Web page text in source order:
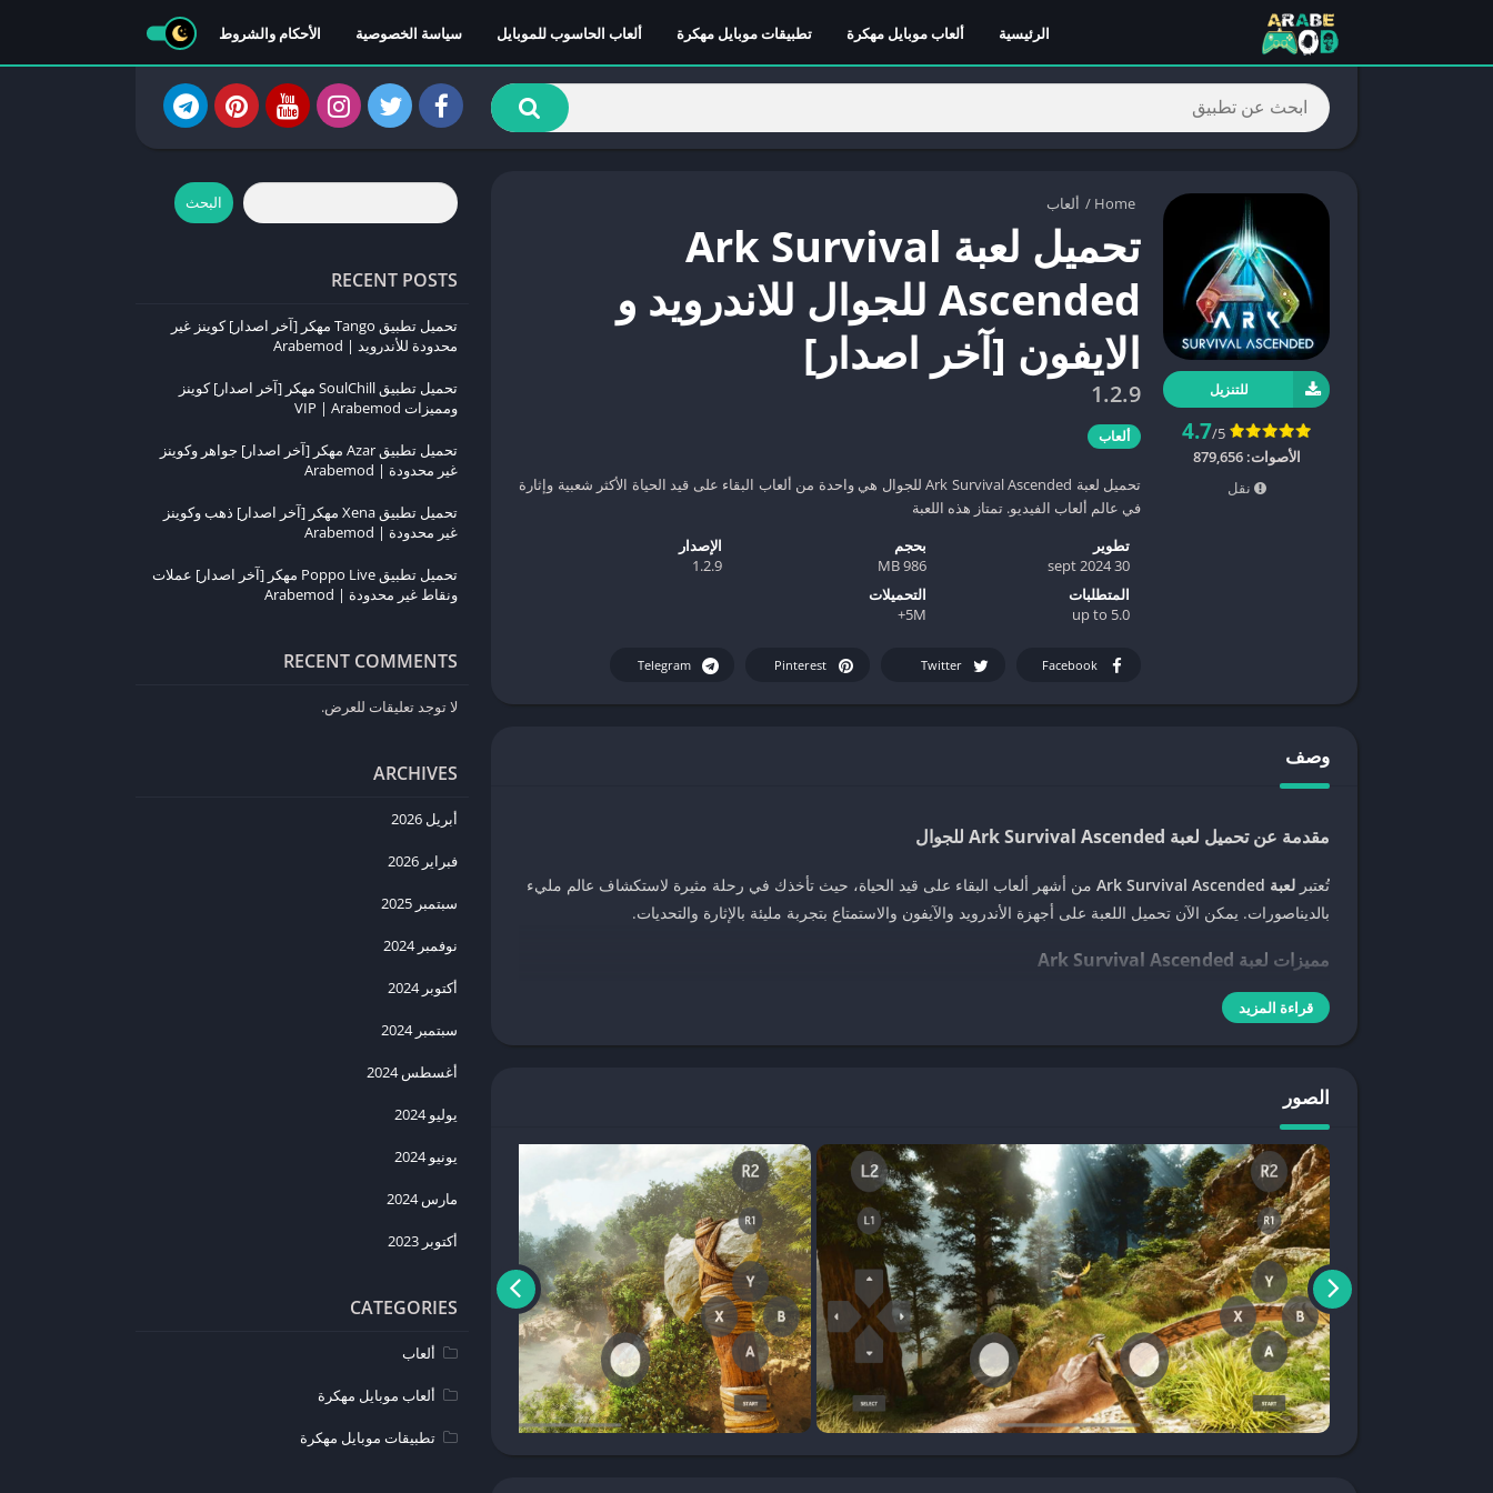
الرئيسية ألعاب موبايل مهكرة تطبيقات موبايل مهكرة ألعاب الحاسوب للموبايل سياسة الخصوصية الأحكام والشروط
Home
/ ألعاب
تحميل لعبة Ark Survival
Ascended للجوال للاندرويد و
الايفون [آخر اصدار]
1.2.9
ألعاب
تحميل لعبة Ark Survival Ascended للجوال هي واحدة من ألعاب البقاء على قيد الحياة الأكثر شعبية وإثارة
في عالم ألعاب الفيديو. تمتاز هذه اللعبة
للتنزيل
4.7/5
الأصوات:879,656
نقل
تطوير
30 sept 2024
بحجم
986 MB
الإصدار
1.2.9
المتطلبات
5.0 up to
التحميلات
5M+
Facebook
Twitter
Pinterest
Telegram
وصف
مقدمة عن تحميل لعبة Ark Survival Ascended للجوال
تُعتبر لعبة Ark Survival Ascended
من أشهر ألعاب البقاء على قيد الحياة، حيث تأخذك في رحلة مثيرة لاستكشاف عالم مليء
بالديناصورات. يمكن الآن تحميل اللعبة على أجهزة الأندرويد والآيفون والاستمتاع بتجربة مليئة بالإثارة والتحديات.
مميزات لعبة Ark Survival Ascended
تتميزلعبة Ark Survival Ascended
كيفية تحميل لعبة Ark Survival Ascended للجوال
لتحميل لعبة Ark Survival Ascended على الجوال، يُنصح بزيارةالموقع الرسمي للعبة. بالإضافة إلى ذلك، يقدم موقع
Arabemodروابط تحميل موثوقة وتفاصيل حول اللعبة وآخر تحديثاتها.
متطلبات تشغيل Ark Survival Ascended على الجوال
تحتاجلعبة Ark Survival Ascended
إلى جهاز أندرويد بإصدار حديث (Android 9.0 أو أعلى) ومساحة تخزين تصل إلى 4
جيجابايت على الأقل. أما بالنسبة لأجهزة الآيفون، فيجب أن تعمل بنظام iOS 13 أو أعلى لتوفير تجربة لعب مثالية.
يُفضل استخدام أجهزة ذات مواصفات عالية للحصول على أفضل أداء وتجربة سلسة دون أي مشاكل تقنية.
طريقة اللعب في Ark Survival Ascended
قراءة المزيد
الصور
البحث
RECENT POSTS
تحميل تطبيق Tango مهكر [آخر اصدار] كوينز غير
محدودة للأندرويد | Arabemod
تحميل تطبيق SoulChill مهكر [آخر اصدار] كوينز
ومميزات VIP | Arabemod
تحميل تطبيق Azar مهكر [آخر اصدار] جواهر وكوينز
غير محدودة | Arabemod
تحميل تطبيق Xena مهكر [آخر اصدار] ذهب وكوينز
غير محدودة | Arabemod
تحميل تطبيق Poppo Live مهكر [آخر اصدار] عملات
ونقاط غير محدودة | Arabemod
RECENT COMMENTS
لا توجد تعليقات للعرض.
ARCHIVES
أبريل 2026
فبراير 2026
سبتمبر 2025
نوفمبر 2024
أكتوبر 2024
سبتمبر 2024
أغسطس 2024
يوليو 2024
يونيو 2024
مارس 2024
أكتوبر 2023
CATEGORIES
ألعاب
ألعاب موبايل مهكرة
تطبيقات موبايل مهكرة